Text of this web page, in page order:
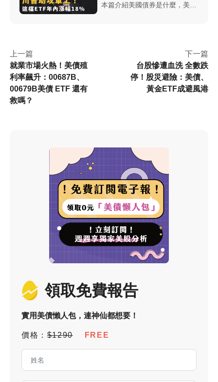
本篇介紹美國債券是什麼，美國
上一篇
就業市場火熱！美債殖
利率飆升：00687B、
00679B美債 ETF 還有
救嗎？
下一篇
台股慘遭血洗 全數跌
停！股災避險：美債、
黃金ETF成避風港
領取免費報告
實用美債懶人包，連神仙都想要！
價格：$1290 FREE